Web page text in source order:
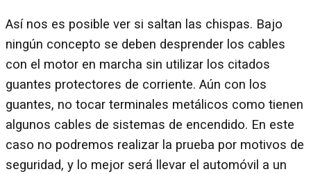
Así nos es posible ver si saltan las chispas. Bajo
ningún concepto se deben desprender los cables
con el motor en marcha sin utilizar los citados
guantes protectores de corriente. Aún con los
guantes, no tocar terminales metálicos como tienen
algunos cables de sistemas de encendido. En este
caso no podremos realizar la prueba por motivos de
seguridad, y lo mejor será llevar el automóvil a un